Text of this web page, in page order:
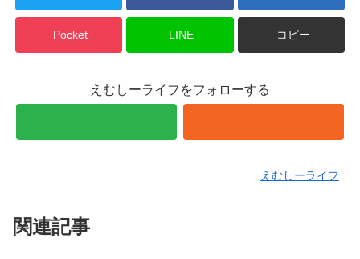
Pocket LINE コピー
えむしーライフをフォローする
えむしーライフ
関連記事